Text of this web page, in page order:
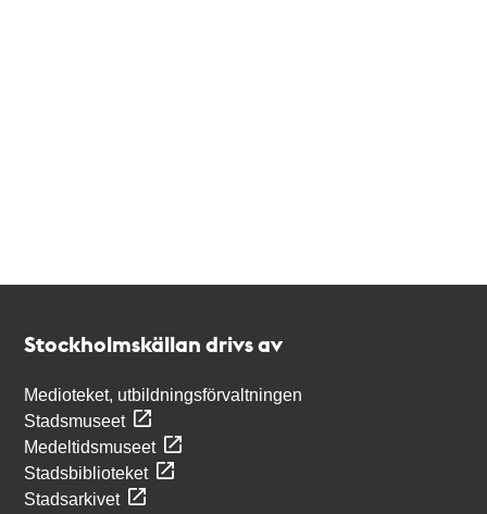
Stockholmskällan drivs av
Medioteket, utbildningsförvaltningen
Stadsmuseet
Medeltidsmuseet
Stadsbiblioteket
Stadsarkivet